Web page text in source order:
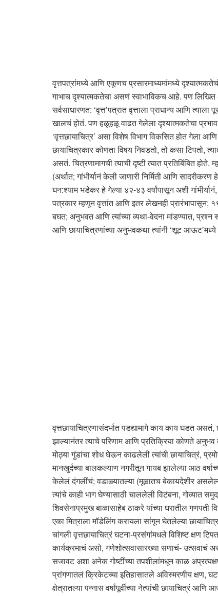
वृत्तपत्रांमध्ये आणि एकूणच प्रसारमाध्यमांमध्ये
गाभाच दृश्यात्मकतेचा असणं स्वाभाविकच आहे. पण लिखित
सर्वसाधारणत: ‘वृत्त’पत्रात वृत्ताला प्राधान्य आणि
खालचं होतं. पण हळूहळू वाढत गेलेला दृश्यात्मकतेचा प्रभाव
‘वृत्तछायाचित्र’ असा विशेष विभाग विकसित होत गेला
छायाचित्रकार कोणता विषय निवडतो, तो कसा टिपतो,
असतं. चित्रणामागची त्याची दृष्टी त्यात प्रतिबिंबित
(अर्थात; गांभीर्यानं केली जाणारी निर्मिती आणि
घन:श्याम भडेकर हे गेल्या ४२-४३ वर्षांपासून अशी
पत्रकार म्हणून वृत्तांत आणि इतर लेखनही प्रारंभापासून;
बघत; अनुभवत आणि त्यांच्या व्यथा-वेदना मांडण्यात, प्रश्न
आणि छायाचित्रणांच्या अनुभवकथा त्यांनी ‘शूट
वृत्तछायाचित्रणासंदर्भात पडद्यामागे काय काय घडत
झाल्यानंतर त्याचे परिणाम आणि प्रतिक्रिया कोणते
मोठ्या गुंडांचा शोध घेऊन काढलेली त्यांची छायाचित्रं,
मानखुर्दच्या बालकल्याण नगरीतून गायब झालेल्या आठ
केलेलं दंगलींचं; वडाळ्यातल्या (मूळातच बेकायदेशीर
त्यांचे काही भाग घेण्यासाठी चाललेली विटंबना, गोव्यात
शिवसेनाप्रमुख बाळासाहेब ठाकरे यांच्या घरातील गणपती
एका मित्राला मॉडेलिंग करायला सांगून घेतलेल्या
चांगली वृत्तछायाचित्रं घटना-प्रसंगांमधले विशिष्ट क्षण
कार्यक्रमाचं असो, गणेशोत्सवासारख्या सणाचं- उत्सवाचं
सजावट अशा अनेक गोष्टींच्या तपशीलांमधून काळ
प्रांगणातलं क्रिकेटच्या इतिहासातले अविस्मरणीय क्षण,
क्षेत्रातल्या पन्नास वर्षांपूर्वीच्या नेत्यांची छायाचित्रं